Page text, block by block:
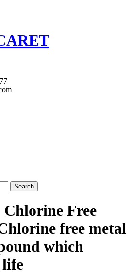
Search
Chlorine Free
free metal
which
life